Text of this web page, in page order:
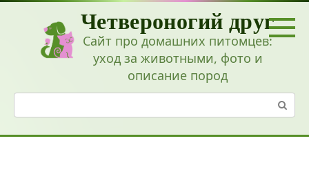
Перейти
Четвероногий друг
Сайт про домашних питомцев:
уход за животными, фото и
описание пород
Поиск: